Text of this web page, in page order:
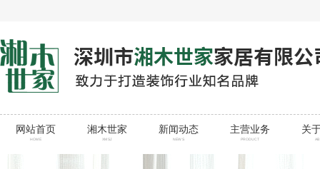
网站首页
HOME
湘木世家
XMSJ
新闻动态
NEWS
主营业务
PRODUCT
关